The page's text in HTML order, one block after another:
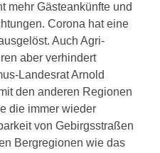
mehr Gästeankünfte und
Corona hat eine
Auch Agri-
aber verhindert
Landesrat Arnold
den anderen Regionen
die immer wieder
von Gebirgsstraßen
Bergregionen wie das